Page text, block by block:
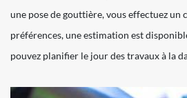
une pose de gouttière, vous effectuez un
préférences, une estimation est
pouvez planifier le jour des travaux à la